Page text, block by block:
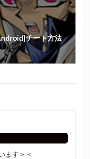
チート方法
ます＞＜